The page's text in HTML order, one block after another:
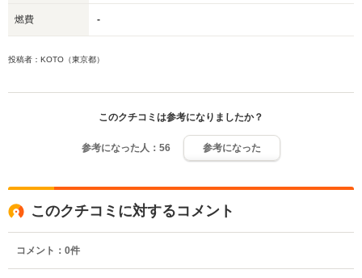
燃費 -
投稿者：KOTO（東京都）
このクチコミは参考になりましたか？
参考になった人： 56 参考になった
このクチコミに対するコメント
コメント： 0件